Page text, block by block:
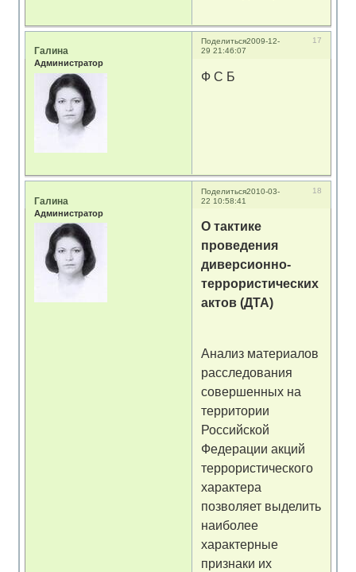
Поделиться 17
2009-12-
29 21:46:07
Галина
Администратор
Ф С Б
Поделиться 18
2010-03-
22 10:58:41
Галина
Администратор
О тактике
проведения
диверсионно-
террористических
актов (ДТА)
Анализ материалов
расследования
совершенных на
территории
Российской
Федерации акций
террористического
характера
позволяет выделить
наиболее
характерные
признаки их